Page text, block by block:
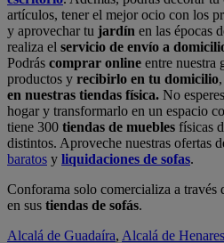
artículos, tener el mejor ocio con los
y aprovechar tu jardín en las épocas
realiza el servicio de envío a
Podrás comprar online entre nuestra
productos y recibirlo en tu domicilio
en nuestras tiendas física. No
hogar y transformarlo en un espacio
tiene 300 tiendas de muebles físicas
distintos. Aproveche nuestras ofertas
baratos y liquidaciones de sofas.
Conforama solo comercializa a través
en sus tiendas de sofás.
Alcalá de Guadaíra, Alcalá de Henares